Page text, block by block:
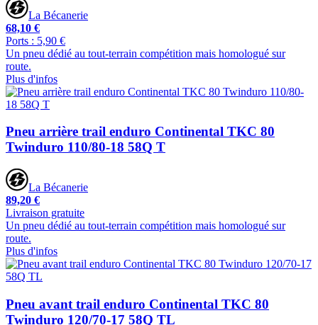
La Bécanerie
68,10 €
Ports : 5,90 €
Un pneu dédié au tout-terrain compétition mais homologué sur
route.
Plus d'infos
Pneu arrière trail enduro Continental TKC 80
Twinduro 110/80-18 58Q T
La Bécanerie
89,20 €
Livraison gratuite
Un pneu dédié au tout-terrain compétition mais homologué sur
route.
Plus d'infos
Pneu avant trail enduro Continental TKC 80
Twinduro 120/70-17 58Q TL